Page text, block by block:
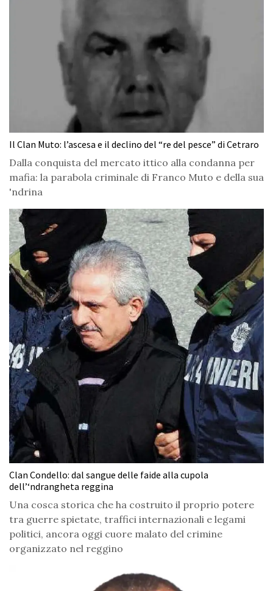
Il Clan Muto: l’ascesa e il declino del “re del pesce” di Cetraro
Dalla conquista del mercato ittico alla condanna per
mafia: la parabola criminale di Franco Muto e della sua
'ndrina
Clan Condello: dal sangue delle faide alla cupola
dell’‘ndrangheta reggina
Una cosca storica che ha costruito il proprio potere
tra guerre spietate, traffici internazionali e legami
politici, ancora oggi cuore malato del crimine
organizzato nel reggino